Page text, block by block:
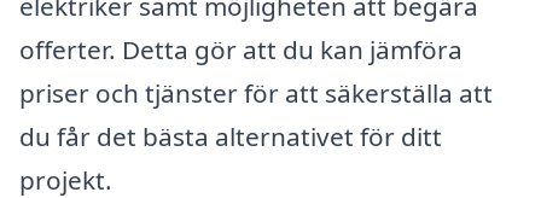
offerter. Detta gör att du kan jämföra
priser och tjänster för att säkerställa att
du får det bästa alternativet för ditt
projekt.